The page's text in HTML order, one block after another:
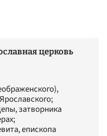
церковь
затворника
епископа